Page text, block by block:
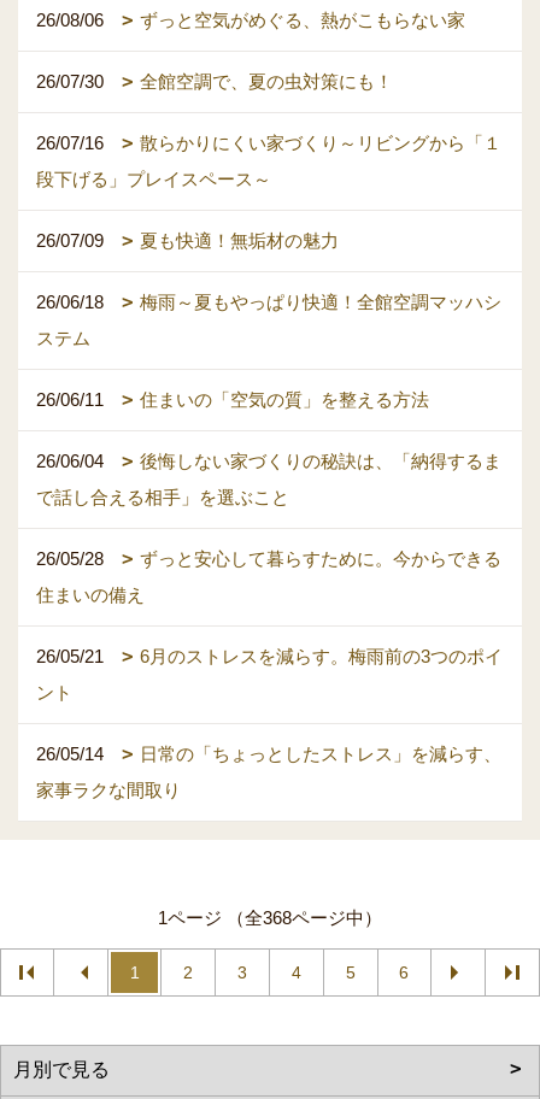
26/08/06 ずっと空気がめぐる、熱がこもらない家
26/07/30 全館空調で、夏の虫対策にも！
26/07/16
散らかりにくい家づくり～リビングから「１
段下げる」プレイスペース～
26/07/09 夏も快適！無垢材の魅力
26/06/18
梅雨～夏もやっぱり快適！全館空調マッハシ
ステム
26/06/11 住まいの「空気の質」を整える方法
26/06/04
後悔しない家づくりの秘訣は、「納得するま
で話し合える相手」を選ぶこと
26/05/28
ずっと安心して暮らすために。今からできる
住まいの備え
26/05/21
6月のストレスを減らす。梅雨前の3つのポイ
ント
26/05/14
日常の「ちょっとしたストレス」を減らす、
家事ラクな間取り
1ページ （全368ページ中）
1 2 3 4 5 6